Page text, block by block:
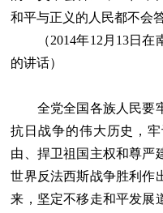
和平与正义的人民都不会
（2014年12月13日在
的讲话）
全党全国各族人民要牢
抗日战争的伟大历史，
由、捍卫祖国主权和尊严
世界反法西斯战争胜利作
来，坚定不移走和平发展